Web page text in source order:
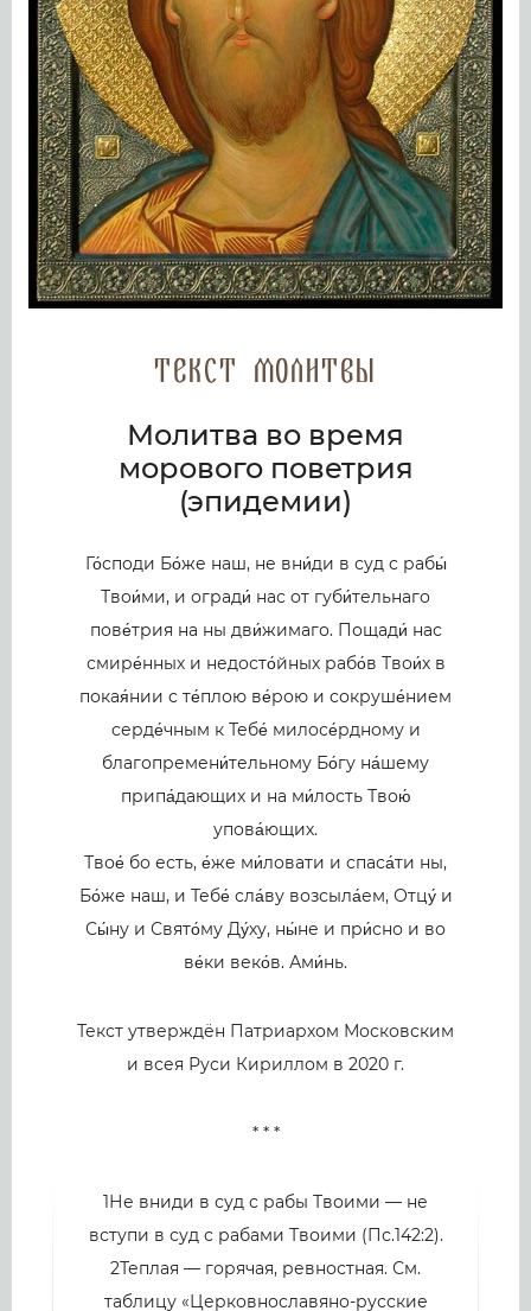
Текст молитвы
Молитва во время
морового поветрия
(эпидемии)
Го́споди Бо́же наш, не вни́ди в суд с рабы́
Твои́ми, и огради́ нас от губи́тельнаго
пове́трия на ны дви́жимаго. Пощади́ нас
смире́нных и недосто́йных рабо́в Твои́х в
покая́нии с те́плою ве́рою и сокруше́нием
серде́чным к Тебе́ милосе́рдному и
благопремени́тельному Бо́гу на́шему
припа́дающих и на ми́лость Твою́
упова́ющих.
Твое́ бо есть, е́же ми́ловати и спаса́ти ны,
Бо́же наш, и Тебе́ сла́ву возсыла́ем, Отцу́ и
Сы́ну и Свято́му Ду́ху, ны́не и при́сно и во
ве́ки веко́в. Ами́нь.
Текст утверждён Патриархом Московским
и всея Руси Кириллом в 2020 г.
* * *
1Не вниди в суд с рабы Твоими — не
вступи в суд с рабами Твоими (Пс.142:2).
2Теплая — горячая, ревностная. См.
таблицу «Церковнославяно-русские